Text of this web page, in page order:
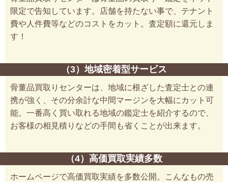
限定で告知しています。店舗を持たない事で、テナント
費や人件費等などのコストをカット。査定額に還元しま
す！
（3）地域密着型サービス
骨董品買取りセンターは、地域に根ざした査定士との連
携が強く、その分余計な中間マージンを大幅にカット可
能。一番高く買い取れる地域の鑑定士を紹介するので、
お客様の相見積りなどの手間も省くことが出来ます。
（4）高価買取実績多数
ホームページで高価買取実績を多数公開。こんなもの売